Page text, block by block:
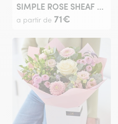
SIMPLE ROSE SHEAF - YELLOW
a partir de 71€